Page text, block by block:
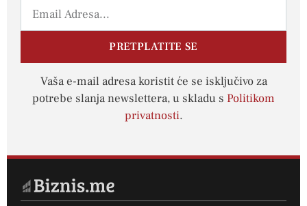
PRETPLATITE SE
Vaša e-mail adresa koristit će se isključivo za
potrebe slanja newslettera, u skladu s Politikom
privatnosti.